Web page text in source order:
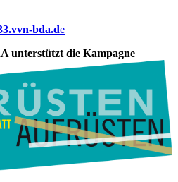
bda.de
unterstützt die Kampagne